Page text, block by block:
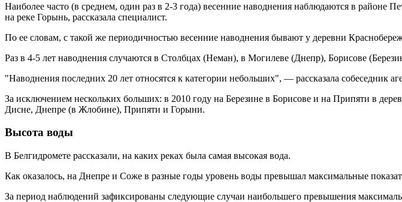
Наиболее часто (в среднем, один раз в 2-3 года) весенние наводнения наблюдаются в
на реке Горынь, рассказала специалист.
По ее словам, с такой же периодичностью весенние наводнения бывают у деревни
Раз в 4-5 лет наводнения случаются в Столбцах (Неман), в Могилеве (Днепр), Борисове
"Наводнения последних 20 лет относятся к категории небольших", — рассказала собеседник
За исключением нескольких больших: в 2010 году на Березине в Борисове и на Припяти в
Дисне, Днепре (в Жлобине), Припяти и Горыни.
Высота воды
В Белгидромете рассказали, на каких реках была самая высокая вода.
Как оказалось, на Днепре и Соже в разные годы уровень воды превышал максимальные
За период наблюдений зафиксированы следующие случаи наибольшего превышения